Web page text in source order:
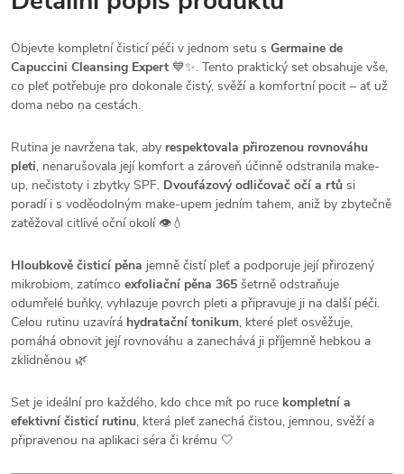
Objevte kompletní čisticí péči v jednom setu s Germaine de
Capuccini Cleansing Expert 💙✨. Tento praktický set obsahuje vše,
co pleť potřebuje pro dokonale čistý, svěží a komfortní pocit – ať už
doma nebo na cestách.
Rutina je navržena tak, aby respektovala přirozenou rovnováhu
pleti, nenarušovala její komfort a zároveň účinně odstranila make-
up, nečistoty i zbytky SPF. Dvoufázový odličovač očí a rtů si
poradí i s voděodolným make-upem jedním tahem, aniž by zbytečně
zatěžoval citlivé oční okolí 👁️💧
Hloubkově čisticí pěna jemně čistí pleť a podporuje její přirozený
mikrobiom, zatímco exfoliační pěna 365 šetrně odstraňuje
odumřelé buňky, vyhlazuje povrch pleti a připravuje ji na další péči.
Celou rutinu uzavírá hydratační tonikum, které pleť osvěžuje,
pomáhá obnovit její rovnováhu a zanechává ji příjemně hebkou a
zklidněnou 🌿
Set je ideální pro každého, kdo chce mít po ruce kompletní a
efektivní čisticí rutinu, která pleť zanechá čistou, jemnou, svěží a
připravenou na aplikaci séra či krému 🤍